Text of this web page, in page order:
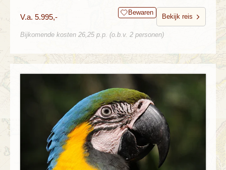
V.a. 5.995,- Bewaren
Bekijk reis
Bijkomende kosten 26,25 p.p. (o.b.v. 2 personen)